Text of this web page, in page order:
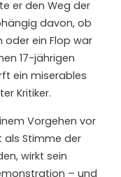
er den Weg der
davon, ob
oder ein Flop war
17-jährigen
ein miserables
Kritiker.
Vorgehen vor
Stimme der
wirkt sein
– und